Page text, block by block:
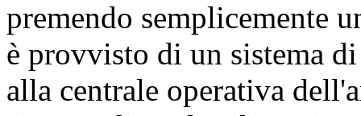
premendo semplicemente
è provvisto di un sistema
alla centrale operativa